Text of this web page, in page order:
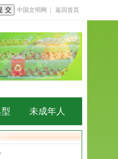
中国文明网 返回首页
未成年人